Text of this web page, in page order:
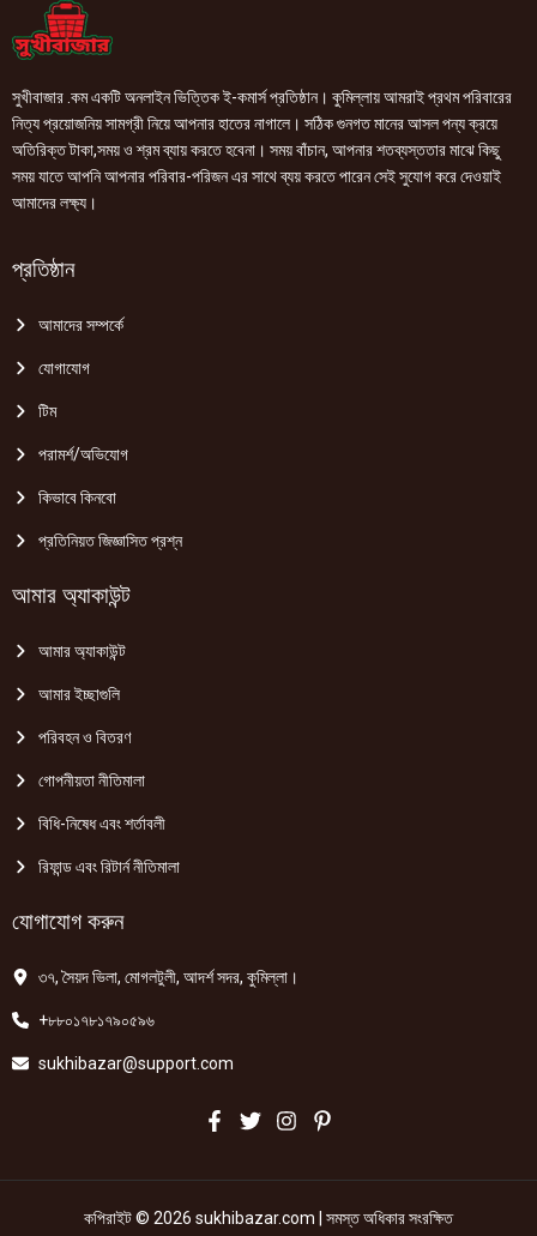
সুখীবাজার .কম একটি অনলাইন ভিত্তিক ই-কমার্স প্রতিষ্ঠান। কুমিল্লায় আমরাই প্রথম পরিবারের
নিত্য প্রয়োজনিয় সামগ্রী নিয়ে আপনার হাতের নাগালে। সঠিক গুনগত মানের আসল পন্য ক্রয়ে
অতিরিক্ত টাকা,সময় ও শ্রম ব্যায় করতে হবেনা। সময় বাঁচান, আপনার শতব্যস্ততার মাঝে কিছু
সময় যাতে আপনি আপনার পরিবার-পরিজন এর সাথে ব্যয় করতে পারেন সেই সুযোগ করে দেওয়াই
আমাদের লক্ষ্য।
প্রতিষ্ঠান
আমাদের সম্পর্কে
যোগাযোগ
টিম
পরামর্শ/অভিযোগ
কিভাবে কিনবো
প্রতিনিয়ত জিজ্ঞাসিত প্রশ্ন
আমার অ্যাকাউন্ট
আমার অ্যাকাউন্ট
আমার ইচ্ছাগুলি
পরিবহন ও বিতরণ
গোপনীয়তা নীতিমালা
বিধি-নিষেধ এবং শর্তাবলী
রিফান্ড এবং রিটার্ন নীতিমালা
যোগাযোগ করুন
৩৭, সৈয়দ ভিলা, মোগলটুলী, আদর্শ সদর, কুমিল্লা।
+৮৮০১৭৮১৭৯০৫৯৬
sukhibazar@support.com
কপিরাইট © 2026 sukhibazar.com | সমস্ত অধিকার সংরক্ষিত